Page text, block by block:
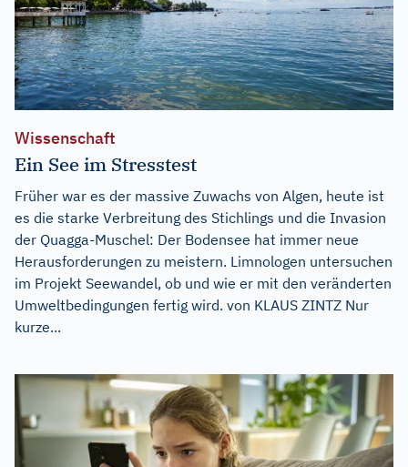
Wissenschaft
Ein See im Stresstest
Früher war es der massive Zuwachs von Algen, heute ist
es die starke Verbreitung des Stichlings und die Invasion
der Quagga-Muschel: Der Bodensee hat immer neue
Herausforderungen zu meistern. Limnologen untersuchen
im Projekt Seewandel, ob und wie er mit den veränderten
Umweltbedingungen fertig wird. von KLAUS ZINTZ Nur
kurze...